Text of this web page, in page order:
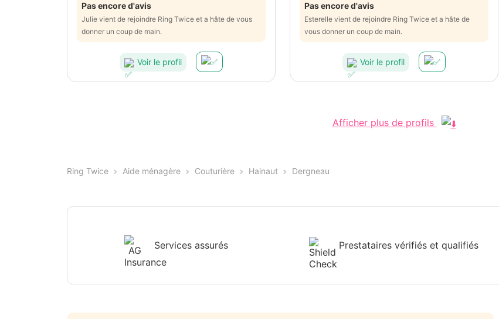
Pas encore d'avis
Julie vient de rejoindre Ring Twice et a hâte de vous
donner un coup de main.
Voir le profil
Pas encore d'avis
Esterelle vient de rejoindre Ring Twice et a hâte de
vous donner un coup de main.
Voir le profil
Afficher plus de profils
Ring Twice Aide ménagère Couturière Hainaut Dergneau
Services assurés Prestataires vérifiés et qualifiés